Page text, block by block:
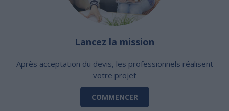
Lancez la mission
Après acceptation du devis, les professionnels réalisent
votre projet
COMMENCER